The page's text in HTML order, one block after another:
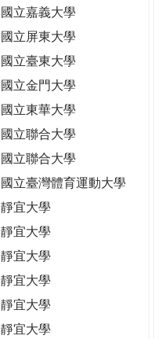
國立嘉義大學
國立屏東大學
國立臺東大學
國立金門大學
國立東華大學
國立聯合大學
國立聯合大學
國立臺灣體育運動大學
靜宜大學
靜宜大學
靜宜大學
靜宜大學
靜宜大學
靜宜大學